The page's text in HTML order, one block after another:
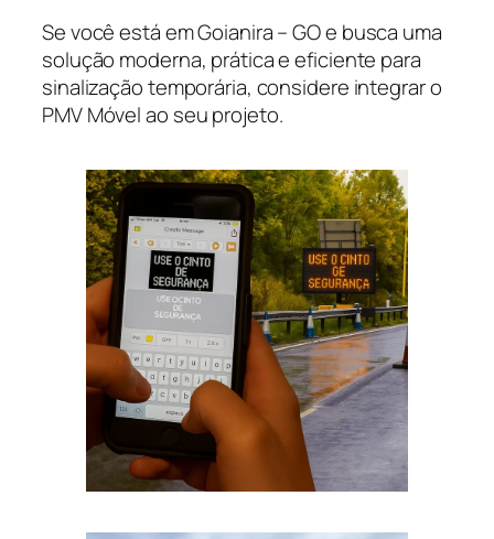
Se você está em Goianira – GO e busca uma
solução moderna, prática e eficiente para
sinalização temporária, considere integrar o
PMV Móvel ao seu projeto.